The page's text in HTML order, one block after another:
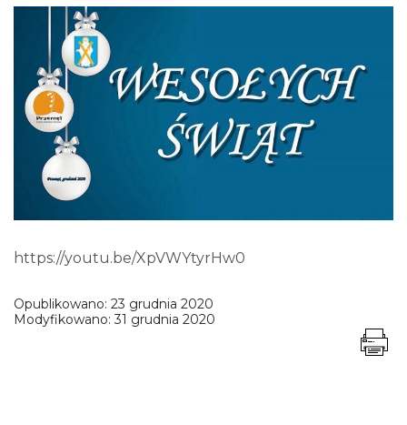
https://youtu.be/XpVWYtyrHw0
Opublikowano: 23 grudnia 2020
Modyfikowano:31 grudnia 2020